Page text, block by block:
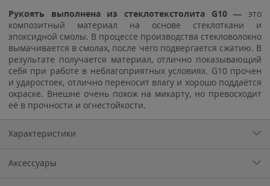
Рукоять выполнена из стеклотекстолита G10 — это
композитный материал на основе стеклоткани и
эпоксидной смолы. В процессе производства стекловолокно
вымачивается в смолах, после чего подвергается сжатию. В
результате получается материал, отлично показывающий
себя при работе в неблагоприятных условиях. G10 прочен
и ударостоек, отлично переносит влагу и хорошо поддаётся
окраске. Внешне очень похож на микарту, но превосходит
её в прочности и огнестойкости.
Характеристики
Аксессуары